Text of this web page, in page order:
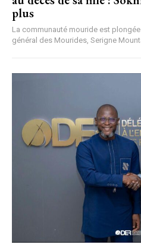
plus
La communauté mouride est
général des Mourides, Serigne